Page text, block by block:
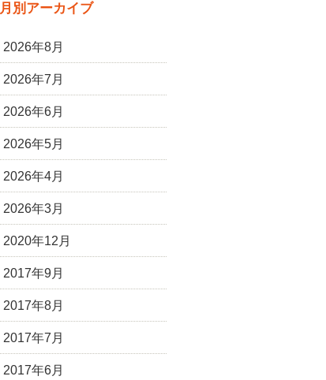
月別アーカイブ
2026年8月
2026年7月
2026年6月
2026年5月
2026年4月
2026年3月
2020年12月
2017年9月
2017年8月
2017年7月
2017年6月